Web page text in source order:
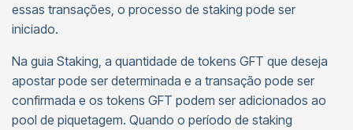
essas transações, o processo de staking pode ser
iniciado.
Na guia Staking, a quantidade de tokens GFT que deseja
apostar pode ser determinada e a transação pode ser
confirmada e os tokens GFT podem ser adicionados ao
pool de piquetagem. Quando o período de staking